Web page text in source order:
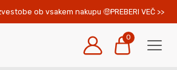
ob vsakem nakupu PREBERI VEČ >>
0